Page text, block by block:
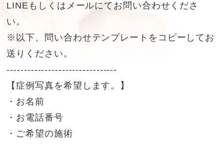
LINEもしくはメールにてお問い合わせくださ
い。
※以下、問い合わせテンプレートをコピーしてお
送りください。
--------------------------------
【症例写真を希望します。】
・お名前
・お電話番号
・ご希望の施術